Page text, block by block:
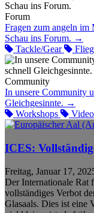
Forum
Fragen zum angeln im
Schau ins Forum. →
Tackle/Gear
Community
In unsere Community
Gleichgesinnte. →
Workshops
ICES:
Freitag, Januar 17,
Der Internationale Rat
vollständiges Verbot
Glasaals. Dies ist eine